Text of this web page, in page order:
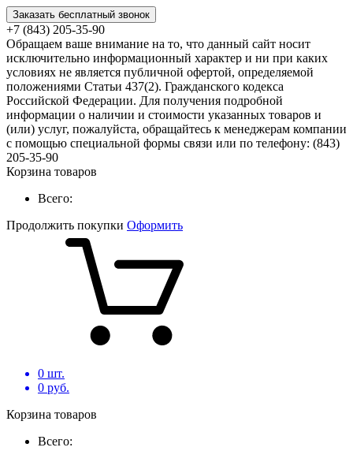
Заказать бесплатный звонок
+7 (843) 205-35-90
Обращаем ваше внимание на то, что данный сайт носит
исключительно информационный характер и ни при каких
условиях не является публичной офертой, определяемой
положениями Статьи 437(2). Гражданского кодекса
Российской Федерации. Для получения подробной
информации о наличии и стоимости указанных товаров и
(или) услуг, пожалуйста, обращайтесь к менеджерам компании
с помощью специальной формы связи или по телефону: (843)
205-35-90
Корзина товаров
Всего:
Продолжить покупки Оформить
0 шт.
0 руб.
Корзина товаров
Всего: